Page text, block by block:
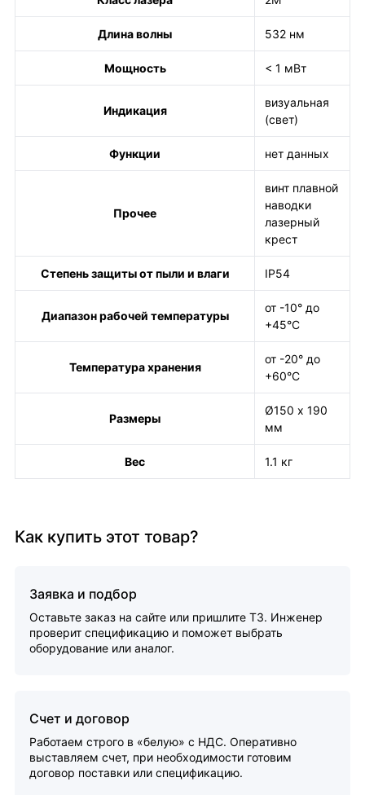
Длина волны 532 нм
Мощность < 1 мВт
Индикация
визуальная
(свет)
Функции нет данных
Прочее
винт плавной
наводки
лазерный
крест
Степень защиты от пыли и влаги IP54
Диапазон рабочей температуры
от -10° до
+45°С
Температура хранения
от -20° до
+60°С
Размеры
Ø150 х 190
мм
Вес 1.1 кг
Как купить этот товар?
Заявка и подбор
Оставьте заказ на сайте или пришлите ТЗ. Инженер
проверит спецификацию и поможет выбрать
оборудование или аналог.
Счет и договор
Работаем строго в «белую» с НДС. Оперативно
выставляем счет, при необходимости готовим
договор поставки или спецификацию.